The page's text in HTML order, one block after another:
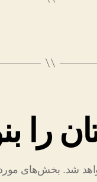
را
شد. بخش‌های